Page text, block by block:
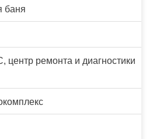
баня
ремонта и диагностики